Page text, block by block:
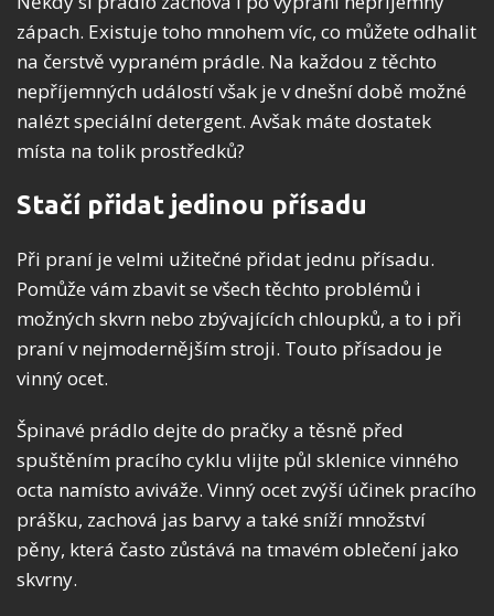
zápach. Existuje toho mnohem víc, co můžete odhalit
na čerstvě vypraném prádle. Na každou z těchto
nepříjemných událostí však je v dnešní době možné
nalézt speciální detergent. Avšak máte dostatek
místa na tolik prostředků?
Stačí přidat jedinou přísadu
Při praní je velmi užitečné přidat jednu přísadu.
Pomůže vám zbavit se všech těchto problémů i
možných skvrn nebo zbývajících chloupků, a to i při
praní v nejmodernějším stroji. Touto přísadou je
vinný ocet.
Špinavé prádlo dejte do pračky a těsně před
spuštěním pracího cyklu vlijte půl sklenice vinného
octa namísto aviváže. Vinný ocet zvýší účinek pracího
prášku, zachová jas barvy a také sníží množství
pěny, která často zůstává na tmavém oblečení jako
skvrny.